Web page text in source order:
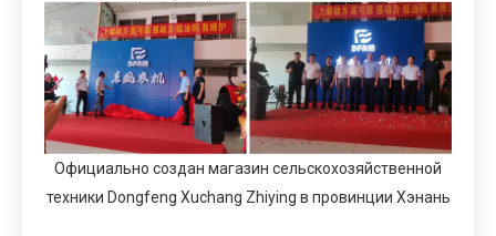
Официально создан магазин сельскохозяйственной
техники Dongfeng Xuchang Zhiying в провинции Хэнань